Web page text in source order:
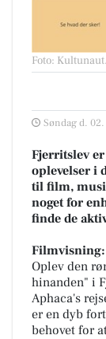
Foto: Kultunaut.
Søndag d.
Fjerritslev
oplevelser i
til film,
noget for
finde de
Oplev den
hinanden" i
Aphaca's
er en dyb
behovet for